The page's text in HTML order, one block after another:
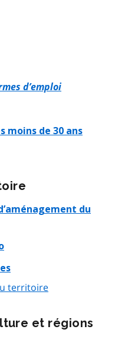
d’emploi
moins de 30 ans
du
territoire
et régions